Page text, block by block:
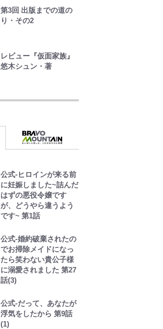
第3回 出版までの道の
り・その2
レビュー『仮面家族』
悠木シュン・著
第2シーズンのコラボが
ファン感激「これは買
うしかない！」
ジャンルはそろそろ終
わりかな」江口寿史が
炎上を経て樋口毅宏に
語ったこと
展開に絡んできそうな
「意味深な表紙連
載」 「神」エネルの
月での展開に、元王下
七武海の謎めいた過去
公式-ヒロインが来る前
に妊娠しました~詰んだ
はずの悪役令嬢です
が、どうやら違うよう
です~ 第1話
公式-婚約破棄されたの
でお掃除メイドになっ
たら笑わない貴公子様
に溺愛されました 第27
話(3)
公式-だって、あなたが
浮気をしたから 第9話
(1)